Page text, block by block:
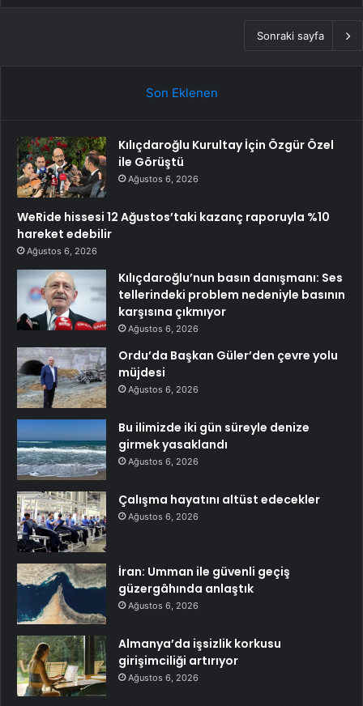
Sonraki sayfa
Son Eklenen
Kılıçdaroğlu Kurultay İçin Özgür Özel
ile Görüştü
Ağustos 6, 2026
WeRide hissesi 12 Ağustos’taki kazanç raporuyla %10
hareket edebilir
Ağustos 6, 2026
Kılıçdaroğlu’nun basın danışmanı: Ses
tellerindeki problem nedeniyle basının
karşısına çıkmıyor
Ağustos 6, 2026
Ordu’da Başkan Güler’den çevre yolu
müjdesi
Ağustos 6, 2026
Bu ilimizde iki gün süreyle denize
girmek yasaklandı
Ağustos 6, 2026
Çalışma hayatını altüst edecekler
Ağustos 6, 2026
İran: Umman ile güvenli geçiş
güzergâhında anlaştık
Ağustos 6, 2026
Almanya’da işsizlik korkusu
girişimciliği artırıyor
Ağustos 6, 2026